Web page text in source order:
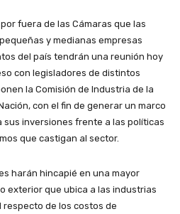
fuera de las Cámaras que las
y medianas empresas
del país tendrán una reunión hoy
con legisladores de distintos
la Comisión de Industria de la
con el fin de generar un marco
sus inversiones frente a las políticas
que castigan al sector.
harán hincapié en una mayor
exterior que ubica a las industrias
de los costos de